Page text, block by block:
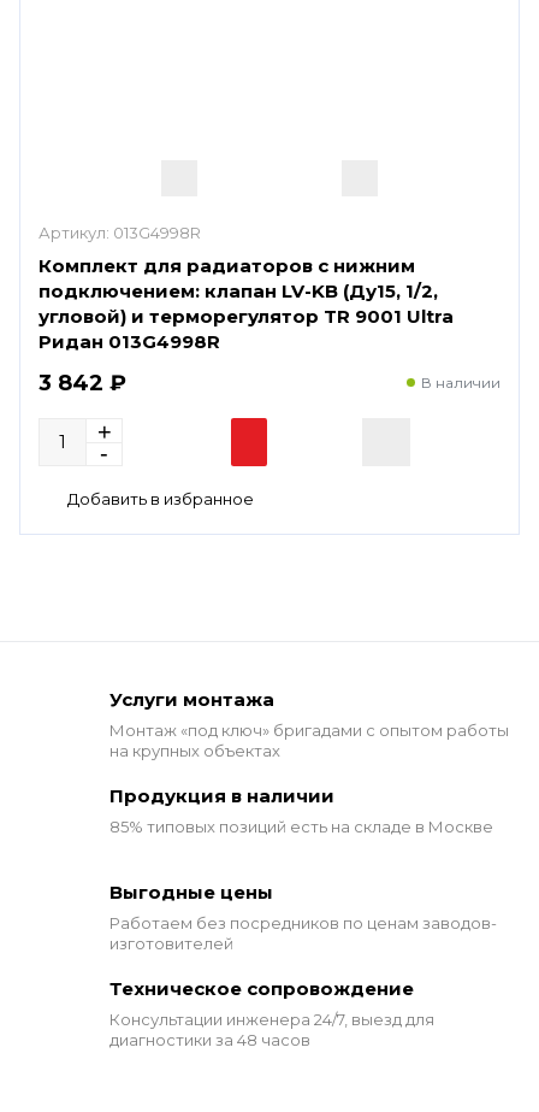
Артикул: 013G4998R
Комплект для радиаторов с нижним
подключением: клапан LV-KB (Ду15, 1/2,
угловой) и терморегулятор TR 9001 Ultra
Ридан 013G4998R
3 842 ₽ В наличии
Услуги монтажа
Монтаж «под ключ» бригадами с опытом работы
на крупных объектах
Продукция в наличии
85% типовых позиций есть на складе в Москве
Выгодные цены
Работаем без посредников по ценам заводов-
изготовителей
Техническое сопровождение
Консультации инженера 24/7, выезд для
диагностики за 48 часов